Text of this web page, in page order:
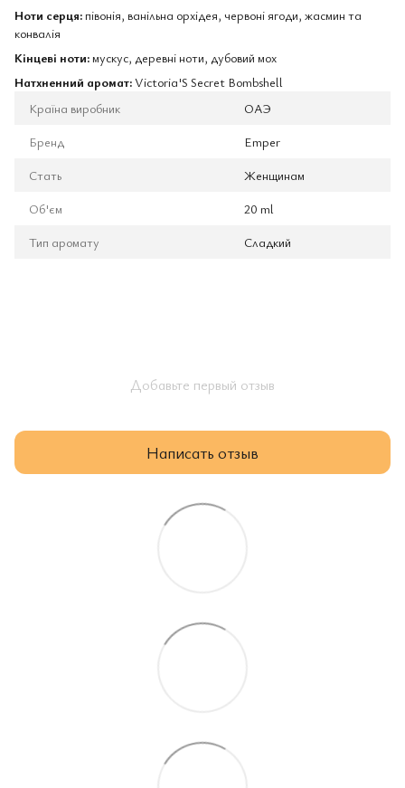
Ноти серця: півонія, ванільна орхідея, червоні ягоди, жасмин та
конвалія
Кінцеві ноти: мускус, деревні ноти, дубовий мох
Натхненний аромат:Victoria'S Secret Bombshell
Країна виробник
ОАЭ
Бренд
Emper
Стать
Женщинам
Об'єм
20 ml
Тип аромату
Сладкий
Добавьте первый отзыв
Написать отзыв